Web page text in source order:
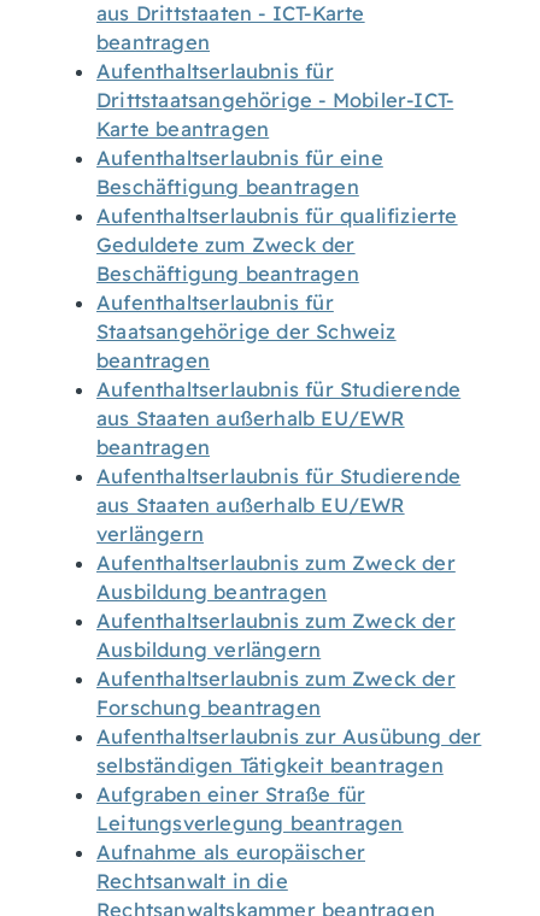
aus Drittstaaten - ICT-Karte
beantragen
Aufenthaltserlaubnis für
Drittstaatsangehörige - Mobiler-ICT-
Karte beantragen
Aufenthaltserlaubnis für eine
Beschäftigung beantragen
Aufenthaltserlaubnis für qualifizierte
Geduldete zum Zweck der
Beschäftigung beantragen
Aufenthaltserlaubnis für
Staatsangehörige der Schweiz
beantragen
Aufenthaltserlaubnis für Studierende
aus Staaten außerhalb EU/EWR
beantragen
Aufenthaltserlaubnis für Studierende
aus Staaten außerhalb EU/EWR
verlängern
Aufenthaltserlaubnis zum Zweck der
Ausbildung beantragen
Aufenthaltserlaubnis zum Zweck der
Ausbildung verlängern
Aufenthaltserlaubnis zum Zweck der
Forschung beantragen
Aufenthaltserlaubnis zur Ausübung der
selbständigen Tätigkeit beantragen
Aufgraben einer Straße für
Leitungsverlegung beantragen
Aufnahme als europäischer
Rechtsanwalt in die
Rechtsanwaltskammer beantragen